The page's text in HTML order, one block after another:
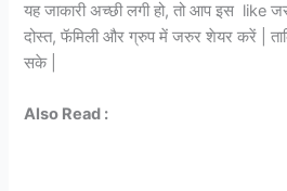
यह जाकारी अच्छी लगी हो, तो आप इस like
दोस्त, फॅमिली और ग्रुप में जरुर शेयर करें |
सके |
Also Read :